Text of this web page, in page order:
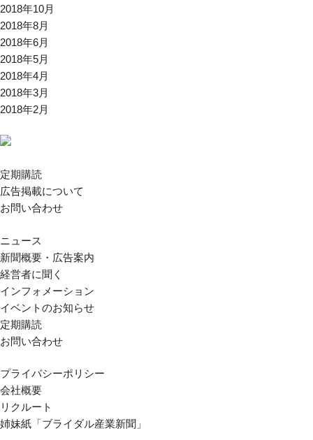
2018年10月
2018年8月
2018年6月
2018年5月
2018年4月
2018年3月
2018年2月
定期購読
広告掲載について
お問い合わせ
ニュース
新聞概要・広告案内
経営者に聞く
インフォメーション
イベントのお知らせ
定期購読
お問い合わせ
プライバシーポリシー
会社概要
リクルート
姉妹紙「ブライダル産業新聞」